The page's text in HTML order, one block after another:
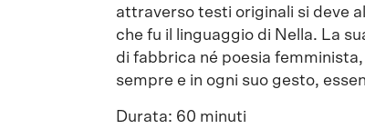
attraverso testi originali si deve
che fu il linguaggio di Nella. La
di fabbrica né poesia
sempre e in ogni suo gesto,
Durata: 60 minuti